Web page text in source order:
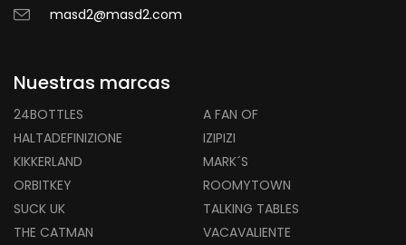
masd2@masd2.com
Nuestras marcas
24BOTTLES
A FAN OF
HALTADEFINIZIONE
IZIPIZI
KIKKERLAND
MARK´S
ORBITKEY
ROOMYTOWN
SUCK UK
TALKING TABLES
THE CATMAN
VACAVALIENTE